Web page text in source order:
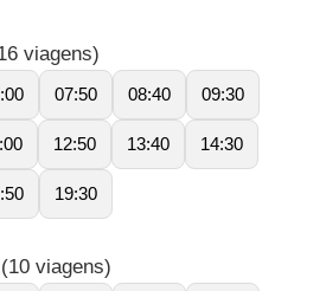
viagens)
07:50 08:40 09:30
12:50 13:40 14:30
19:30
viagens)